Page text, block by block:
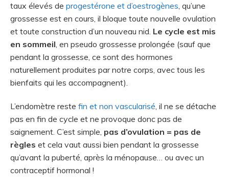
taux élevés de progestérone et d’oestrogènes, qu’une
grossesse est en cours, il bloque toute nouvelle ovulation
et toute construction d’un nouveau nid. Le cycle est mis
en sommeil, en pseudo grossesse prolongée (sauf que
pendant la grossesse, ce sont des hormones
naturellement produites par notre corps, avec tous les
bienfaits qui les accompagnent).
L’endomètre reste fin et non vascularisé, il ne se détache
pas en fin de cycle et ne provoque donc pas de
saignement. C’est simple, pas d’ovulation = pas de
règles et cela vaut aussi bien pendant la grossesse
qu’avant la puberté, après la ménopause… ou avec un
contraceptif hormonal !